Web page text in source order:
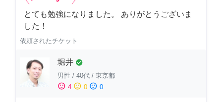
とても勉強になりました。 ありがとうございま
した！
依頼されたチケット
堀井 check_circle
男性 / 40代 / 東京都
sentiment_satisfied 4 sentiment_neutral 0 sentiment_dissatisfied 0